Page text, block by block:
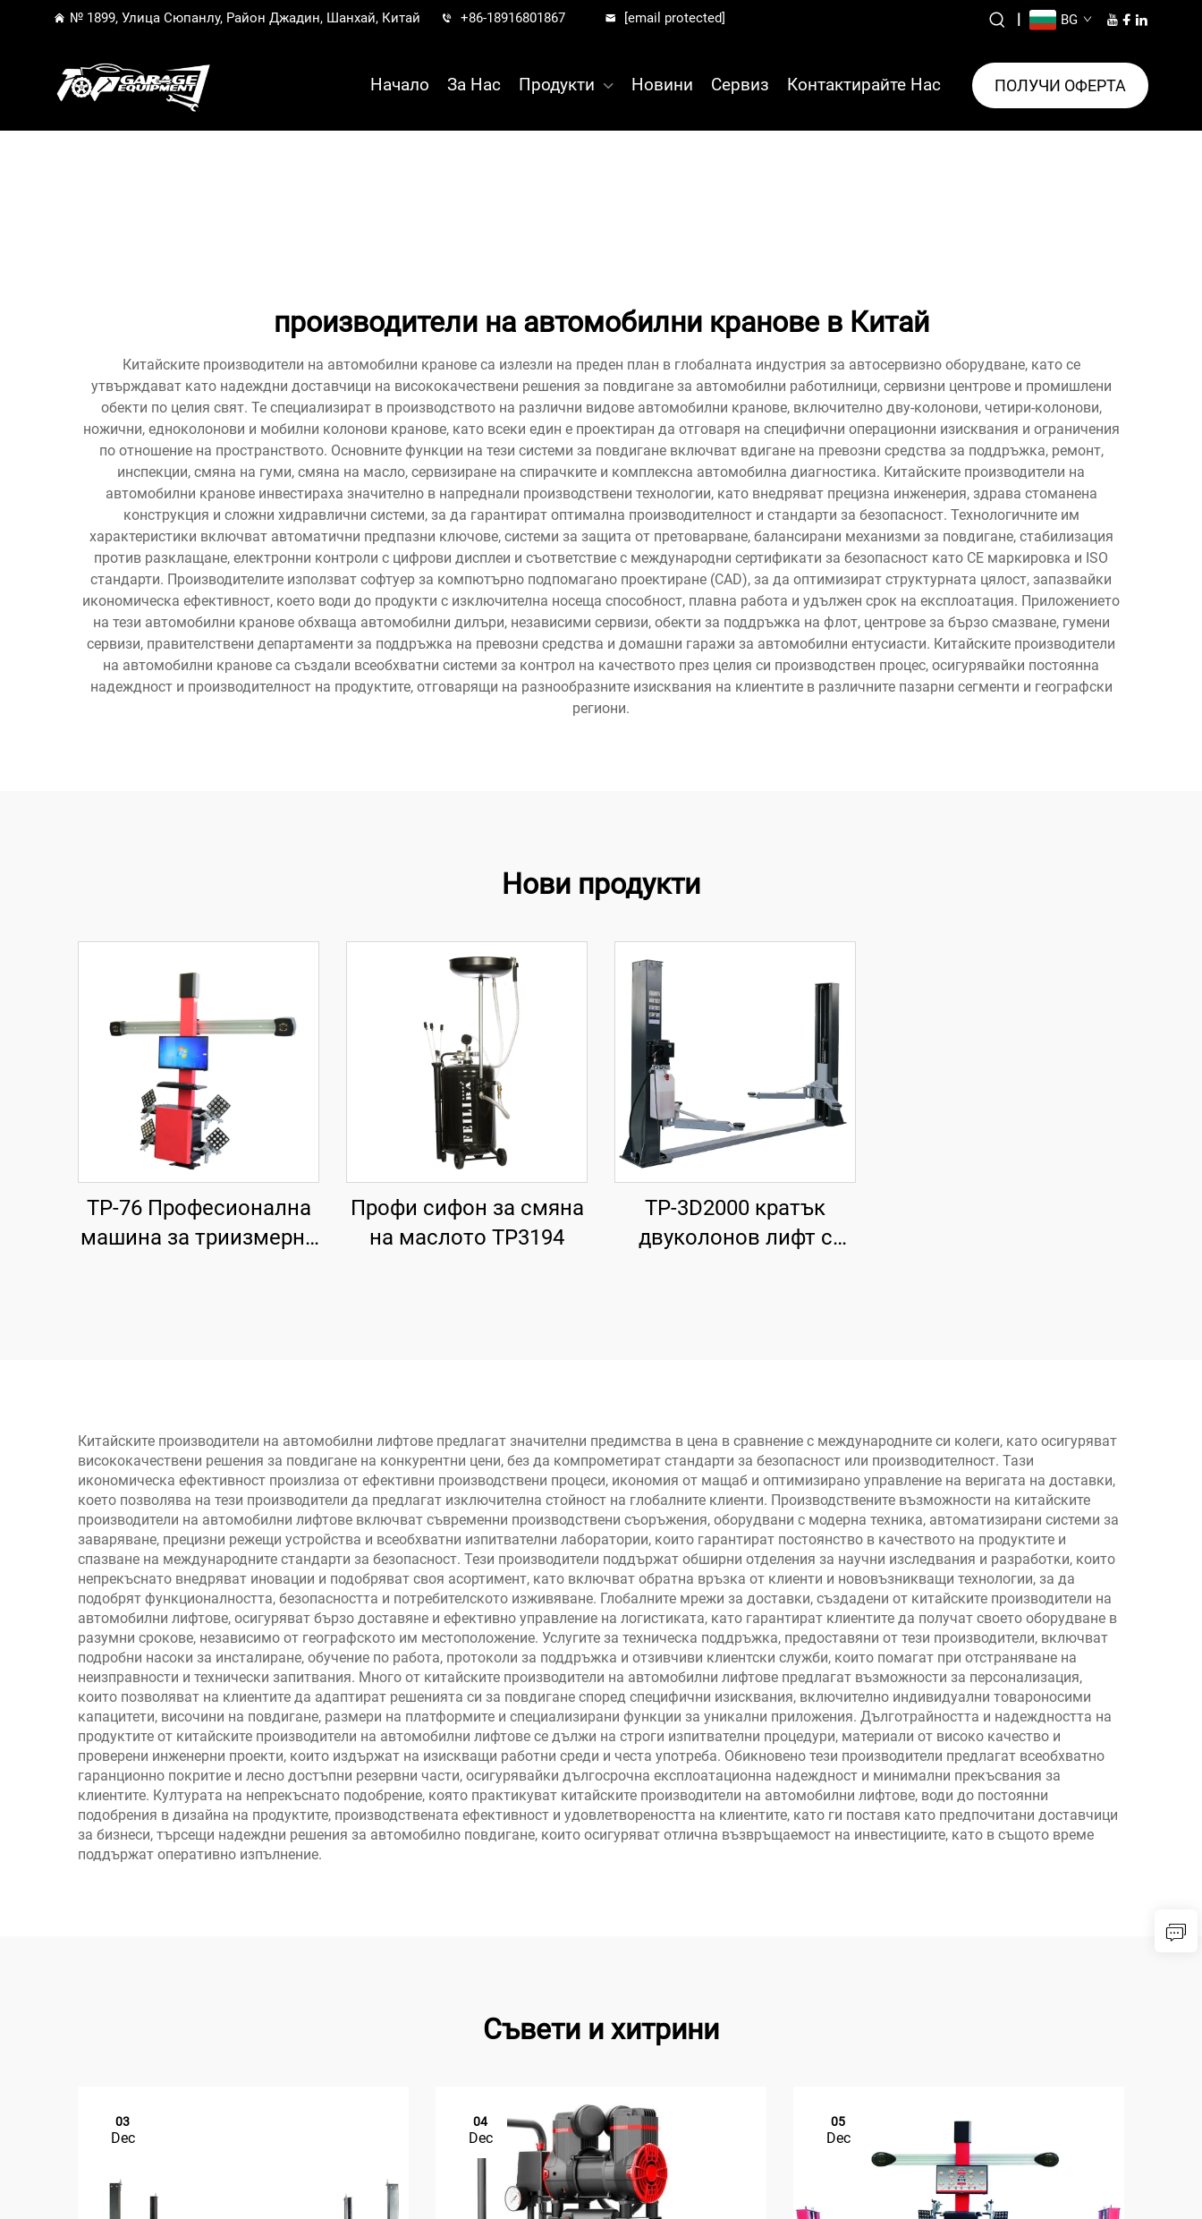
№ 1899, Улица Сюпанлу, Район Джадин, Шанхай, Китай +86-18916801867 [email protected] | BG
Начало За Нас Продукти Новини Сервиз Контактирайте Нас ПОЛУЧИ ОФЕРТА
производители на автомобилни кранове в Китай
Китайските производители на автомобилни кранове са излезли на преден план в глобалната индустрия за автосервизно оборудване, като се
утвърждават като надеждни доставчици на висококачествени решения за повдигане за автомобилни работилници, сервизни центрове и промишлени
обекти по целия свят. Те специализират в производството на различни видове автомобилни кранове, включително дву-колонови, четири-колонови,
ножични, едноколонови и мобилни колонови кранове, като всеки един е проектиран да отговаря на специфични операционни изисквания и ограничения
по отношение на пространството. Основните функции на тези системи за повдигане включват вдигане на превозни средства за поддръжка, ремонт,
инспекции, смяна на гуми, смяна на масло, сервизиране на спирачките и комплексна автомобилна диагностика. Китайските производители на
автомобилни кранове инвестираха значително в напреднали производствени технологии, като внедряват прецизна инженерия, здрава стоманена
конструкция и сложни хидравлични системи, за да гарантират оптимална производителност и стандарти за безопасност. Технологичните им
характеристики включват автоматични предпазни ключове, системи за защита от претоварване, балансирани механизми за повдигане, стабилизация
против разклащане, електронни контроли с цифрови дисплеи и съответствие с международни сертификати за безопасност като CE маркировка и ISO
стандарти. Производителите използват софтуер за компютърно подпомагано проектиране (CAD), за да оптимизират структурната цялост, запазвайки
икономическа ефективност, което води до продукти с изключителна носеща способност, плавна работа и удължен срок на експлоатация. Приложението
на тези автомобилни кранове обхваща автомобилни дилъри, независими сервизи, обекти за поддръжка на флот, центрове за бързо смазване, гумени
сервизи, правителствени департаменти за поддръжка на превозни средства и домашни гаражи за автомобилни ентусиасти. Китайските производители
на автомобилни кранове са създали всеобхватни системи за контрол на качеството през целия си производствен процес, осигурявайки постоянна
надеждност и производителност на продуктите, отговарящи на разнообразните изисквания на клиентите в различните пазарни сегменти и географски
региони.
Нови продукти
TP-76 Професионална
машина за триизмерно
Профи сифон за смяна
на маслото TP3194
TP-3D2000 кратък
двуколонов лифт с
Китайските производители на автомобилни лифтове предлагат значителни предимства в цена в сравнение с международните си колеги, като осигуряват
висококачествени решения за повдигане на конкурентни цени, без да компрометират стандарти за безопасност или производителност. Тази
икономическа ефективност произлиза от ефективни производствени процеси, икономия от мащаб и оптимизирано управление на веригата на доставки,
което позволява на тези производители да предлагат изключителна стойност на глобалните клиенти. Производствените възможности на китайските
производители на автомобилни лифтове включват съвременни производствени съоръжения, оборудвани с модерна техника, автоматизирани системи за
заваряване, прецизни режещи устройства и всеобхватни изпитвателни лаборатории, които гарантират постоянство в качеството на продуктите и
спазване на международните стандарти за безопасност. Тези производители поддържат обширни отделения за научни изследвания и разработки, които
непрекъснато внедряват иновации и подобряват своя асортимент, като включват обратна връзка от клиенти и нововъзникващи технологии, за да
подобрят функционалността, безопасността и потребителското изживяване. Глобалните мрежи за доставки, създадени от китайските производители на
автомобилни лифтове, осигуряват бързо доставяне и ефективно управление на логистиката, като гарантират клиентите да получат своето оборудване в
разумни срокове, независимо от географското им местоположение. Услугите за техническа поддръжка, предоставяни от тези производители, включват
подробни насоки за инсталиране, обучение по работа, протоколи за поддръжка и отзивчиви клиентски служби, които помагат при отстраняване на
неизправности и технически запитвания. Много от китайските производители на автомобилни лифтове предлагат възможности за персонализация,
които позволяват на клиентите да адаптират решенията си за повдигане според специфични изисквания, включително индивидуални товароносими
капацитети, височини на повдигане, размери на платформите и специализирани функции за уникални приложения. Дълготрайността и надеждността на
продуктите от китайските производители на автомобилни лифтове се дължи на строги изпитвателни процедури, материали от високо качество и
проверени инженерни проекти, които издържат на изискващи работни среди и честа употреба. Обикновено тези производители предлагат всеобхватно
гаранционно покритие и лесно достъпни резервни части, осигурявайки дългосрочна експлоатационна надеждност и минимални прекъсвания за
клиентите. Културата на непрекъснато подобрение, която практикуват китайските производители на автомобилни лифтове, води до постоянни
подобрения в дизайна на продуктите, производствената ефективност и удовлетвореността на клиентите, като ги поставя като предпочитани доставчици
за бизнеси, търсещи надеждни решения за автомобилно повдигане, които осигуряват отлична възвръщаемост на инвестициите, като в същото време
поддържат оперативно изпълнение.
Съвети и хитрини
03
Dec
04
Dec
05
Dec